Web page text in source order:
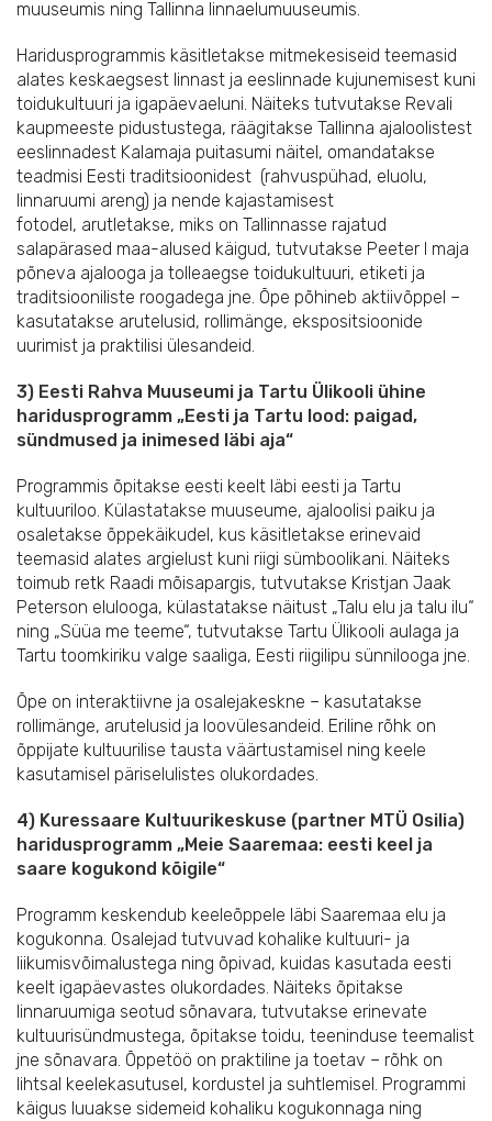
muuseumis ning Tallinna linnaelumuuseumis.
Haridusprogrammis käsitletakse mitmekesiseid teemasid
alates keskaegsest linnast ja eeslinnade kujunemisest kuni
toidukultuuri ja igapäevaeluni. Näiteks tutvutakse Revali
kaupmeeste pidustustega, räägitakse Tallinna ajaloolistest
eeslinnadest Kalamaja puitasumi näitel, omandatakse
teadmisi Eesti traditsioonidest (rahvuspühad, eluolu,
linnaruumi areng) ja nende kajastamisest
fotodel, arutletakse, miks on Tallinnasse rajatud
salapärased maa-alused käigud, tutvutakse Peeter I maja
põneva ajalooga ja tolleaegse toidukultuuri, etiketi ja
traditsiooniliste roogadega jne. Õpe põhineb aktiivõppel –
kasutatakse arutelusid, rollimänge, ekspositsioonide
uurimist ja praktilisi ülesandeid.
3) Eesti Rahva Muuseumi ja Tartu Ülikooli ühine
haridusprogramm „Eesti ja Tartu lood: paigad,
sündmused ja inimesed läbi aja“
Programmis õpitakse eesti keelt läbi eesti ja Tartu
kultuuriloo. Külastatakse muuseume, ajaloolisi paiku ja
osaletakse õppekäikudel, kus käsitletakse erinevaid
teemasid alates argielust kuni riigi sümboolikani. Näiteks
toimub retk Raadi mõisapargis, tutvutakse Kristjan Jaak
Peterson elulooga, külastatakse näitust „Talu elu ja talu ilu“
ning „Süüa me teeme“, tutvutakse Tartu Ülikooli aulaga ja
Tartu toomkiriku valge saaliga, Eesti riigilipu sünnilooga jne.
Õpe on interaktiivne ja osalejakeskne – kasutatakse
rollimänge, arutelusid ja loovülesandeid. Eriline rõhk on
õppijate kultuurilise tausta väärtustamisel ning keele
kasutamisel päriselulistes olukordades.
4) Kuressaare Kultuurikeskuse (partner MTÜ Osilia)
haridusprogramm „Meie Saaremaa: eesti keel ja
saare kogukond kõigile“
Programm keskendub keeleõppele läbi Saaremaa elu ja
kogukonna. Osalejad tutvuvad kohalike kultuuri- ja
liikumisvõimalustega ning õpivad, kuidas kasutada eesti
keelt igapäevastes olukordades. Näiteks õpitakse
linnaruumiga seotud sõnavara, tutvutakse erinevate
kultuurisündmustega, õpitakse toidu, teeninduse teemalist
jne sõnavara. Õppetöö on praktiline ja toetav – rõhk on
lihtsal keelekasutusel, kordustel ja suhtlemisel. Programmi
käigus luuakse sidemeid kohaliku kogukonnaga ning